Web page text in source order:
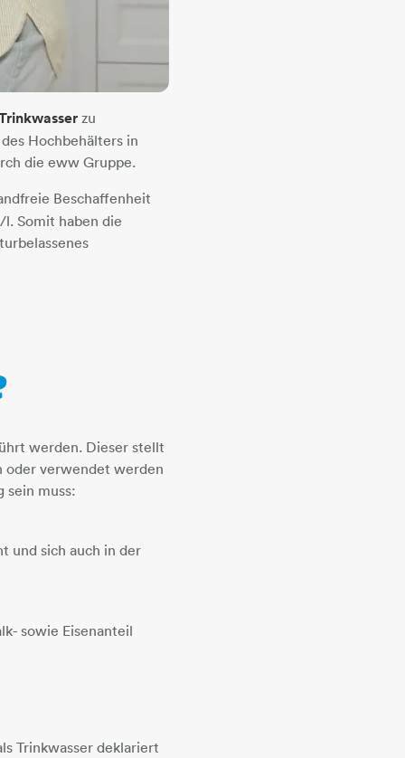
zu
Hochbehälters in
die eww Gruppe.
Beschaffenheit
Somit haben die
werden. Dieser stellt
oder verwendet werden
sein muss:
und sich auch in der
sowie Eisenanteil
Trinkwasser deklariert